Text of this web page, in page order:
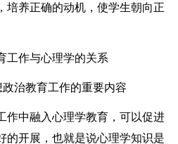
培养正确的动机，使学生朝向正
作与心理学的关系
治教育工作的重要内容
中融入心理学教育，可以促进
的开展，也就是说心理学知识是